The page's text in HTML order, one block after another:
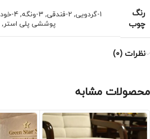
رنگ
چوب
1-گردویی , 2-فندقی , 3-ونگه , 4-خودرنگ
پوششی پلی استر ,
نظرات (0)
محصولات مشابه